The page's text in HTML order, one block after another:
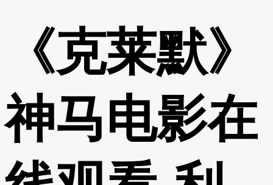
《克莱默》
神马电影在